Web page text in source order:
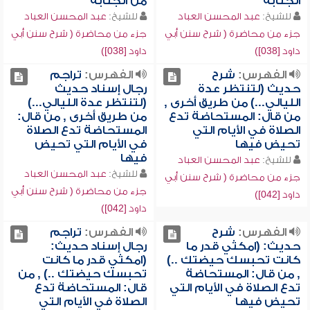
للشيخ: عبد المحسن العباد
جزء من محاضرة ( شرح سنن أبي
داود [038])
للشيخ: عبد المحسن العباد
جزء من محاضرة ( شرح سنن أبي
داود [038])
الفهرس: شرح
حديث (لتنتظر عدة
الليالي...) من طريق أخرى ,
من قال: المستحاضة تدع
الصلاة في الأيام التي
تحيض فيها
للشيخ: عبد المحسن العباد
جزء من محاضرة ( شرح سنن أبي
داود [042])
الفهرس: تراجم
رجال إسناد حديث
(لتنتظر عدة الليالي...)
من طريق أخرى , من قال:
المستحاضة تدع الصلاة
في الأيام التي تحيض
فيها
للشيخ: عبد المحسن العباد
جزء من محاضرة ( شرح سنن أبي
داود [042])
الفهرس: شرح
حديث: (امكثي قدر ما
كانت تحبسك حيضتك ..)
, من قال: المستحاضة
تدع الصلاة في الأيام التي
تحيض فيها
الفهرس: تراجم
رجال إسناد حديث:
(امكثي قدر ما كانت
تحبسك حيضتك ..) , من
قال: المستحاضة تدع
الصلاة في الأيام التي